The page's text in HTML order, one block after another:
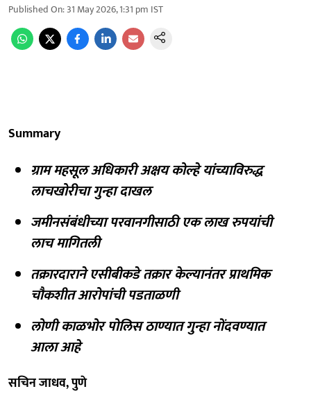
Published On:31 May 2026, 1:31 pm IST
Summary
ग्राम महसूल अधिकारी अक्षय कोल्हे यांच्याविरुद्ध
लाचखोरीचा गुन्हा दाखल
जमीनसंबंधीच्या परवानगीसाठी एक लाख रुपयांची
लाच मागितली
तक्रारदाराने एसीबीकडे तक्रार केल्यानंतर प्राथमिक
चौकशीत आरोपांची पडताळणी
लोणी काळभोर पोलिस ठाण्यात गुन्हा नोंदवण्यात
आला आहे
सचिन जाधव, पुणे